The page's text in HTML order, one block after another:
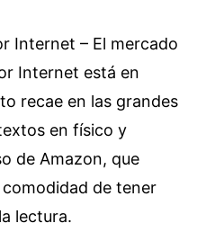
Internet – El mercado
Internet está en
recae en las grandes
en físico y
de Amazon, que
de tener
lectura.